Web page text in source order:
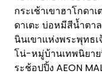
กระเช้าเขาฮาโกดา
ดาเตะ บ่อหมีสีน้ำตา
นินเขาแห่งพระพุทธ
โน่-หมู่บ้านเทพนิยาย
ระช้อปปิ้ง AEON